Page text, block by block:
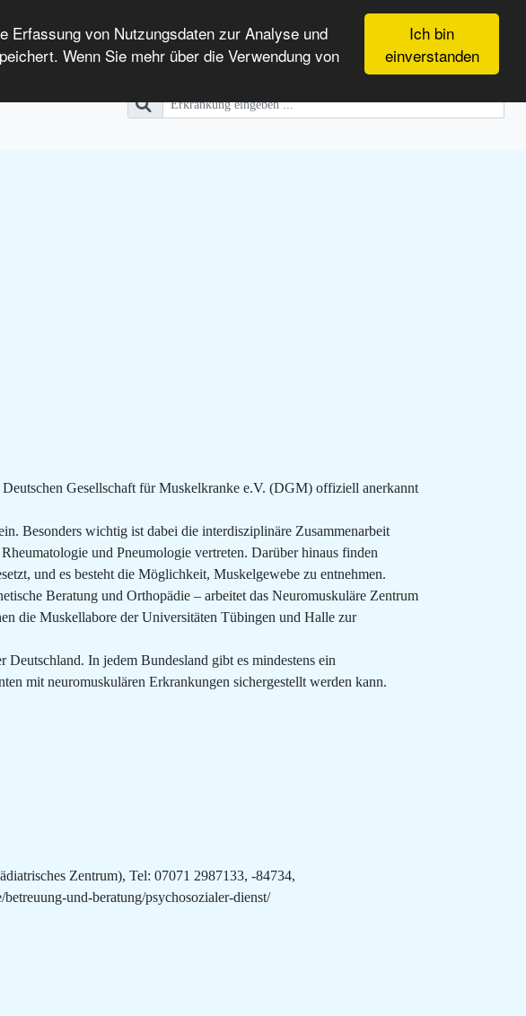
Ich bin
einverstanden
Erfassung von Nutzungsdaten zur Analyse und
Wenn Sie mehr über die Verwendung von
Patients
Gesellschaft für Muskelkranke e.V. (DGM) offiziell anerkannt
Besonders wichtig ist dabei die interdisziplinäre Zusammenarbeit
und Pneumologie vertreten. Darüber hinaus finden
und es besteht die Möglichkeit, Muskelgewebe zu entnehmen.
Beratung und Orthopädie – arbeitet das Neuromuskuläre Zentrum
die Muskellabore der Universitäten Tübingen und Halle zur
In jedem Bundesland gibt es mindestens ein
mit neuromuskulären Erkrankungen sichergestellt werden kann.
Zentrum), Tel: 07071 2987133, -84734,
und-beratung/psychosozialer-dienst/